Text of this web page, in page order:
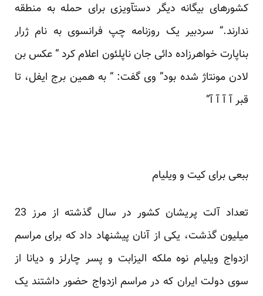
کشورهای بیگانه دیگر دستآویزی برای حمله به منطقه
ندارند.” سردبیر یک روزنامه چپ فرانسوی به نام ژرار
بناپارت خواهرزاده دائی جان ناپلئون اعلام کرد “ عکس بن
لادن مونتاژ شده بود” وی گفت: “ به همین برج ایفل، تا
قبر آ آ آ آ”
ببعی برای کیت و ویلیام
تعداد آلت پریشان کشور در سال گذشته از مرز 23
میلیون گذشت، یکی از آنان پیشنهاد داد که برای مراسم
ازدواج ویلیام نوه ملکه الیزابت و پسر چارلز و دیانا از
سوی دولت ایران که در مراسم ازدواج حضور داشتند یک